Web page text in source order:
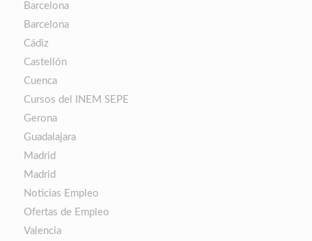
Barcelona
Barcelona
Cádiz
Castellón
Cuenca
Cursos del INEM SEPE
Gerona
Guadalajara
Madrid
Madrid
Noticias Empleo
Ofertas de Empleo
Valencia